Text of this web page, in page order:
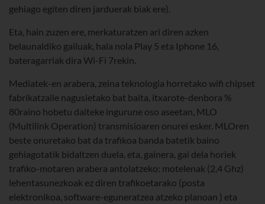
gehiago egiten diren jarduerak biak ere).
Eta, hain zuzen ere, merkaturatzen ari diren azken
belaunaldiko gailuak, hala nola Play 5 eta Iphone 16,
bateragarriak dira Wi-Fi 7rekin.
Mediatek-en arabera, zeina teknologia horretako wifi chipset
fabrikatzaile nagusietako bat baita, itxarote-denbora %
80raino hobetu daiteke ingurune oso aseetan, MLO
(Multilink Operation) transmisioaren onurei esker. MLOren
beste onuretako bat da trafikoa banda batetik baino
gehiagotatik bidaltzen duela, eta, gainera, gai dela horiek
trafiko-motaren arabera antolatzeko: motelenak (2,4 Ghz)
lehentasunezkoak ez diren trafikoetarako (posta
elektronikoa, software-eguneratzea atzeko planoan ) eta